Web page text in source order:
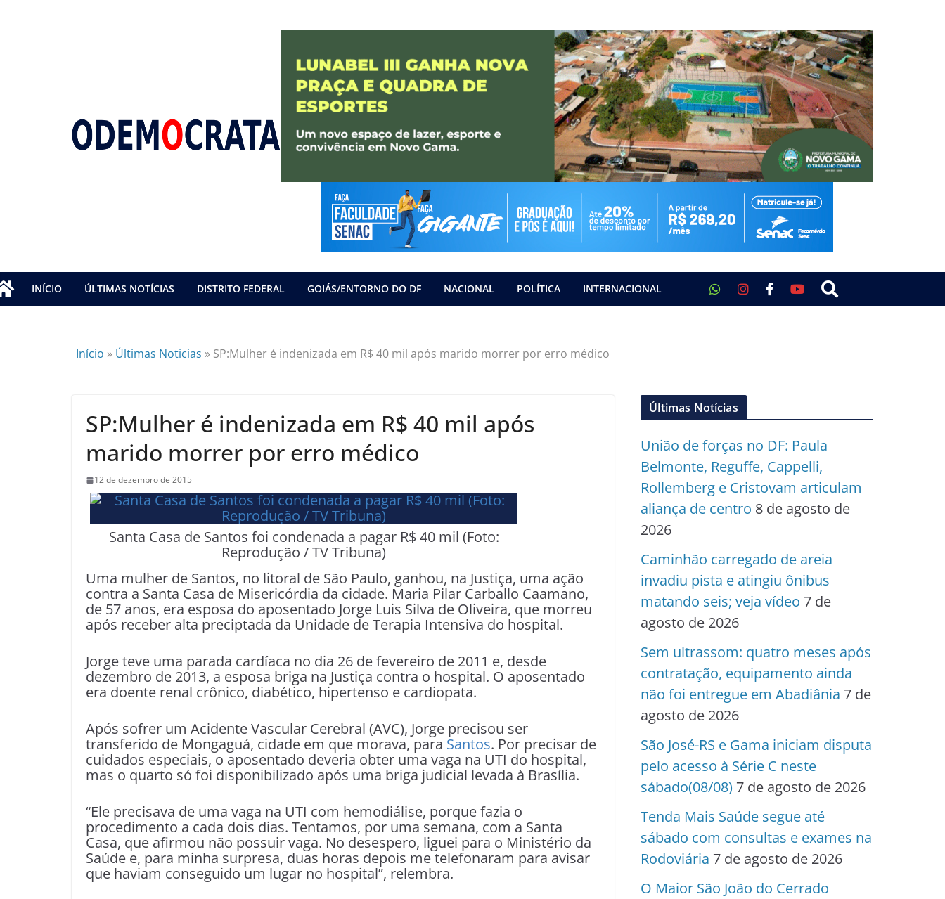
INÍCIO ÚLTIMAS NOTÍCIAS DISTRITO FEDERAL GOIÁS/ENTORNO DO DF NACIONAL POLÍTICA INTERNACIONAL
Início » Últimas Noticias » SP:Mulher é indenizada em R$ 40 mil após marido morrer por erro médico
SP:Mulher é indenizada em R$ 40 mil após
marido morrer por erro médico
12 de dezembro de 2015
Santa Casa de Santos foi condenada a pagar R$ 40 mil (Foto:
Reprodução / TV Tribuna)
Uma mulher de Santos, no litoral de São Paulo, ganhou, na Justiça, uma ação
contra a Santa Casa de Misericórdia da cidade. Maria Pilar Carballo Caamano,
de 57 anos, era esposa do aposentado Jorge Luis Silva de Oliveira, que morreu
após receber alta preciptada da Unidade de Terapia Intensiva do hospital.
Jorge teve uma parada cardíaca no dia 26 de fevereiro de 2011 e, desde
dezembro de 2013, a esposa briga na Justiça contra o hospital. O aposentado
era doente renal crônico, diabético, hipertenso e cardiopata.
Após sofrer um Acidente Vascular Cerebral (AVC), Jorge precisou ser
transferido de Mongaguá, cidade em que morava, para Santos. Por precisar de
cuidados especiais, o aposentado deveria obter uma vaga na UTI do hospital,
mas o quarto só foi disponibilizado após uma briga judicial levada à Brasília.
“Ele precisava de uma vaga na UTI com hemodiálise, porque fazia o
procedimento a cada dois dias. Tentamos, por uma semana, com a Santa
Casa, que afirmou não possuir vaga. No desespero, liguei para o Ministério da
Saúde e, para minha surpresa, duas horas depois me telefonaram para avisar
que haviam conseguido um lugar no hospital”, relembra.
Últimas Notícias
União de forças no DF: Paula
Belmonte, Reguffe, Cappelli,
Rollemberg e Cristovam articulam
aliança de centro 8 de agosto de
2026
Caminhão carregado de areia
invadiu pista e atingiu ônibus
matando seis; veja vídeo 7 de
agosto de 2026
Sem ultrassom: quatro meses após
contratação, equipamento ainda
não foi entregue em Abadiânia 7 de
agosto de 2026
São José-RS e Gama iniciam disputa
pelo acesso à Série C neste
sábado(08/08) 7 de agosto de 2026
Tenda Mais Saúde segue até
sábado com consultas e exames na
Rodoviária 7 de agosto de 2026
O Maior São João do Cerrado